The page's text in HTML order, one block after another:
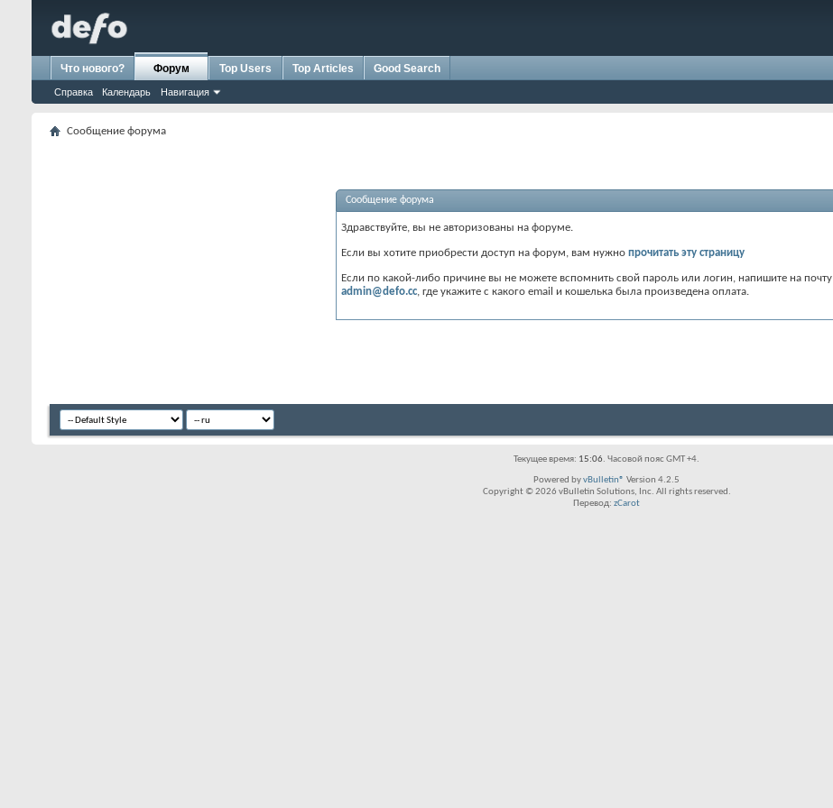
Что нового? Форум
Справка Календарь Навигация
Top Users Top Articles Good Search
Сообщение форума
Сообщение форума
Здравствуйте, вы не авторизованы на форуме.
Если вы хотите приобрести доступ на форум, вам нужно прочитать эту страницу
Если по какой-либо причине вы не можете вспомнить свой пароль или логин, напишите на почту
admin@defo.cc, где укажите с какого email и кошелька была произведена оплата.
Текущее время: 15:06. Часовой пояс GMT +4.
Powered byvBulletin® Version 4.2.5
Copyright © 2026 vBulletin Solutions, Inc. All rights reserved.
Перевод: zCarot